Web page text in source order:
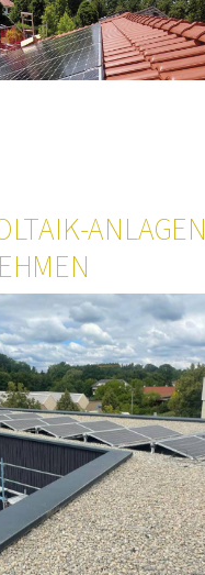
ANLAGEN